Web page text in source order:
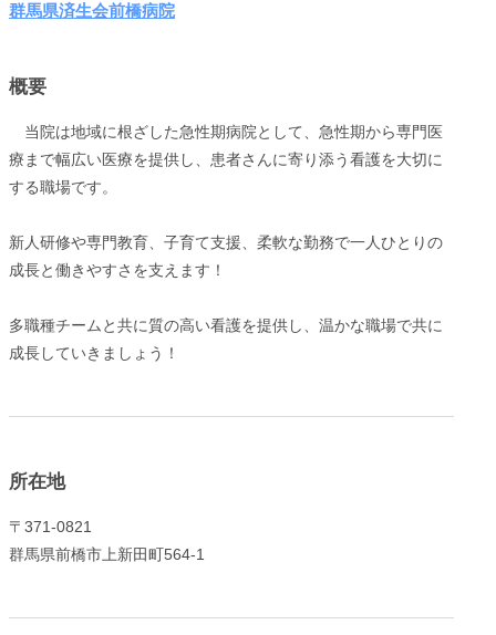
群馬県済生会前橋病院
概要
当院は地域に根ざした急性期病院として、急性期から専門医
療まで幅広い医療を提供し、患者さんに寄り添う看護を大切に
する職場です。
新人研修や専門教育、子育て支援、柔軟な勤務で一人ひとりの
成長と働きやすさを支えます！
多職種チームと共に質の高い看護を提供し、温かな職場で共に
成長していきましょう！
所在地
〒371-0821
群馬県前橋市上新田町564-1